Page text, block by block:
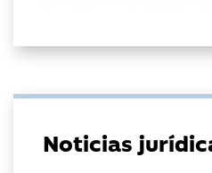
Noticias